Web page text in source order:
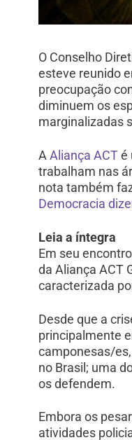
O Conselho
esteve reunido
preocupação
diminuem os
marginalizadas
AAliança ACTé
trabalham nas
nota também
Democracia
Leia a íntegra
Em seu
da Aliança ACT
caracterizada
Desde que a
principalmente
camponesas/
no Brasil; uma
os defendem.
Embora os
atividades